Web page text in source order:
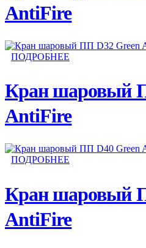
AntiFire
ПОДРОБНЕЕ
Кран шаровый
AntiFire
ПОДРОБНЕЕ
Кран шаровый
AntiFire